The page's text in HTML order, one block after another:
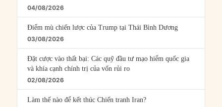
04/08/2026
Điểm mù chiến lược của Trump tại Thái Bình Dương
03/08/2026
Đặt cược vào thất bại: Các quỹ đầu tư mạo hiểm quốc gia
và khía cạnh chính trị của vốn rủi ro
02/08/2026
Làm thế nào để kết thúc Chiến tranh Iran?